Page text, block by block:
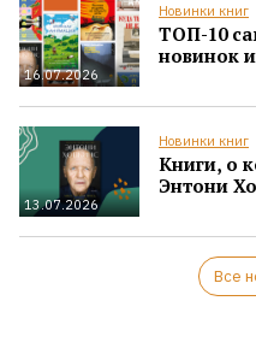
16.07.2026
Новинки книг
ТОП-10
новинок
13.07.2026
Новинки книг
Книги, о
Энтони
Все